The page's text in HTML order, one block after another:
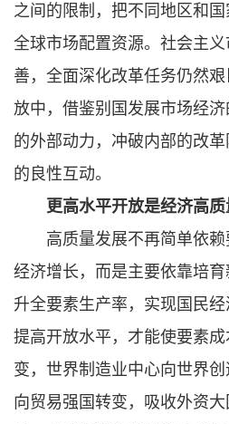
之间的限制，把不同地区和
全球市场配置资源。社会主
善，全面深化改革任务仍然
放中，借鉴别国发展市场经
的外部动力，冲破内部的改
的良性互动。
更高水平开放是经济高
高质量发展不再简单依
经济增长，而是主要依靠培
升全要素生产率，实现国民
提高开放水平，才能使要素
变，世界制造业中心向世界
向贸易强国转变，吸收外资